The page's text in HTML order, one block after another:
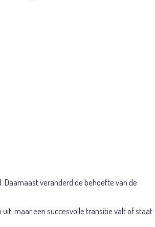
Daarnaast veranderd de behoefte van de
maar een succesvolle transitie valt of staat